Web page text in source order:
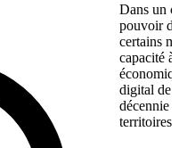
Dans un
pouvoir
certains
capacité
digital de
décennie